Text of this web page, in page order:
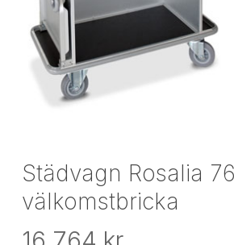
Städvagn Rosalia
välkomstbricka